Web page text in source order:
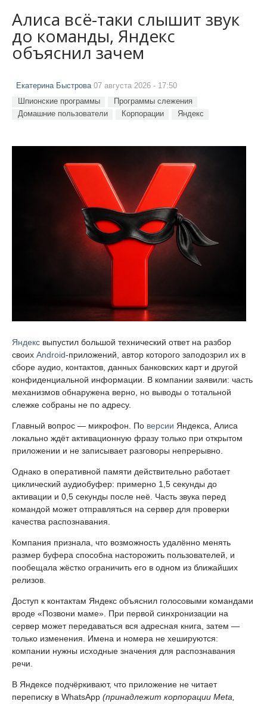
Алиса всё-таки слышит звук
до команды, Яндекс
объяснил зачем
Екатерина Быстрова 07 августа 2026 - 17:50
Шпионские программы
Программы слежения
Домашние пользователи
Корпорации Яндекс
Яндекс выпустил большой технический ответ на разбор
своих Android-приложений, автор которого заподозрил их в
сборе аудио, контактов, данных банковских карт и другой
конфиденциальной информации. В компании заявили: часть
механизмов обнаружена верно, но выводы о тотальной
слежке собраны не по адресу.
Главный вопрос — микрофон. По версии Яндекса, Алиса
локально ждёт активационную фразу только при открытом
приложении и не записывает разговоры непрерывно.
Однако в оперативной памяти действительно работает
циклический аудиобуфер: примерно 1,5 секунды до
активации и 0,5 секунды после неё. Часть звука перед
командой может отправляться на сервер для проверки
качества распознавания.
Компания признала, что возможность удалённо менять
размер буфера способна насторожить пользователей, и
пообещала жёстко ограничить его в одном из ближайших
релизов.
Доступ к контактам Яндекс объяснил голосовыми командами
вроде «Позвони маме». При первой синхронизации на
сервер может передаваться вся адресная книга, затем —
только изменения. Имена и номера не хешируются:
компании нужны исходные значения для распознавания
речи.
В Яндексе подчёркивают, что приложение не читает
переписку в WhatsApp (принадлежит корпорации Meta,